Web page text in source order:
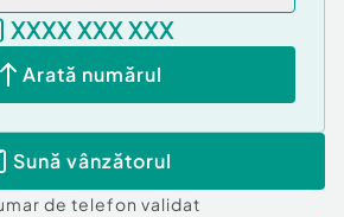
personală sau investiție
P150031
apartamente
XXXX XXX XXX
Arată numărul
Sună vânzătorul
de telefon validat